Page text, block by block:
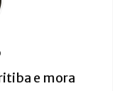
e mora